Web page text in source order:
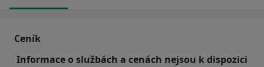
Ceník
Informace o službách a cenách nejsou k dispozici